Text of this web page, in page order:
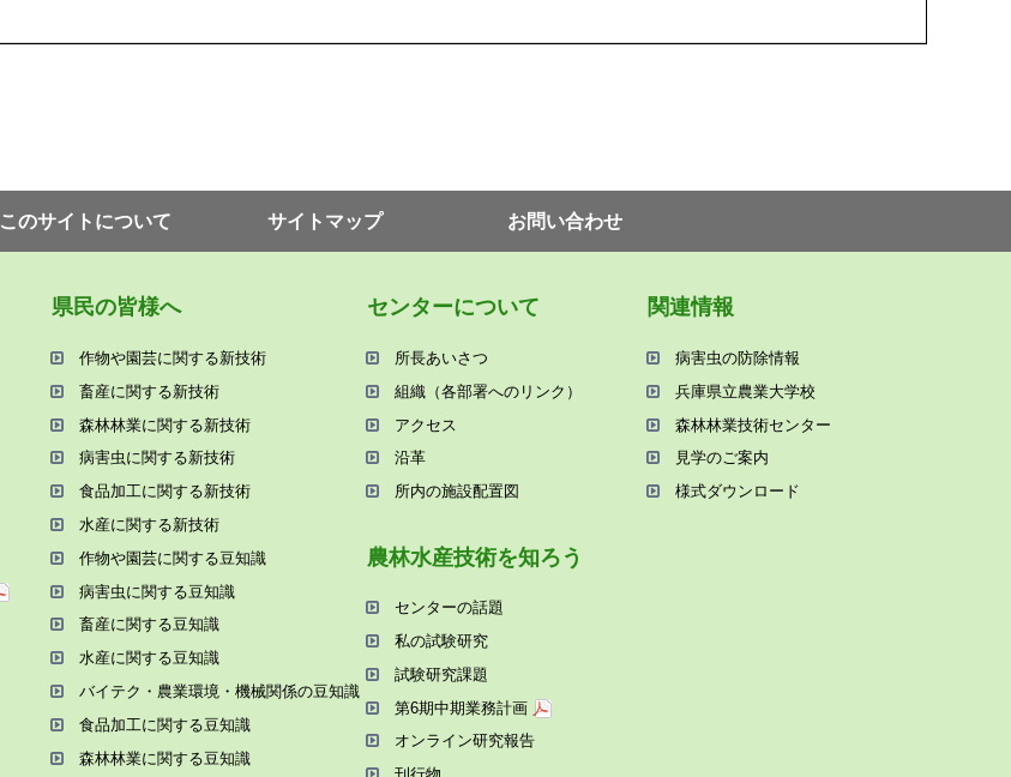
このサイトについて サイトマップ お問い合わせ
県⺠の皆様へ
作物や園芸に関する新技術
畜産に関する新技術
森林林業に関する新技術
病害⾍に関する新技術
⾷品加⼯に関する新技術
⽔産に関する新技術
作物や園芸に関する⾖知識
病害⾍に関する⾖知識
畜産に関する⾖知識
⽔産に関する⾖知識
バイテク・農業環境・機械関係の⾖知識
⾷品加⼯に関する⾖知識
森林林業に関する⾖知識
センターについて
所⻑あいさつ
組織（各部署へのリンク）
アクセス
沿⾰
所内の施設配置図
農林⽔産技術を知ろう
センターの話題
私の試験研究
試験研究課題
第6期中期業務計画
オンライン研究報告
関連情報
病害⾍の防除情報
兵庫県⽴農業⼤学校
森林林業技術センター
⾒学のご案内
様式ダウンロード